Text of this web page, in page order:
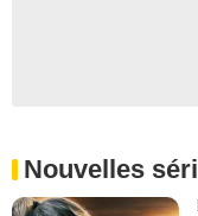
Nouvelles